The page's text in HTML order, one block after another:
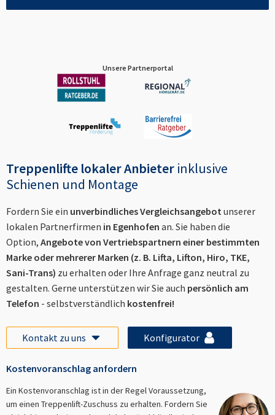
Unsere Partnerportal
Treppenlifte lokaler Anbieter inklusive
Schienen und Montage
Fordern Sie ein unverbindliches Vergleichsangebotunserer
lokalen Partnerfirmen in Egenhofen an. Sie haben die
Option, Angebote von Vertriebspartnern einer bestimmten
Marke oder mehrerer Marken (z. B. Lifta, Lifton, Hiro, TKE,
Sani-Trans) zu erhalten oder Ihre Anfrage ganz neutral zu
gestalten. Gerne unterstützen wir Sie auch persönlich am
Telefon - selbstverständlich kostenfrei!
Kontakt zu uns Konfigurator
Kostenvoranschlag anfordern
Ein Kostenvoranschlag ist in der Regel Voraussetzung,
um einen Treppenlift-Zuschuss zu erhalten. Fordern Sie